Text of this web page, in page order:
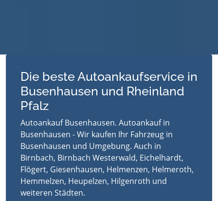
Die beste Autoankaufservice in
Busenhausen und Rheinland
Pfalz
Autoankauf Busenhausen. Autoankauf in
Busenhausen - Wir kaufen Ihr Fahrzeug in
Busenhausen und Umgebung. Auch in
Birnbach, Birnbach Westerwald, Eichelhardt,
Flögert, Giesenhausen, Helmenzen, Helmeroth,
Hemmelzen, Heupelzen, Hilgenroth und
weiteren Städten.